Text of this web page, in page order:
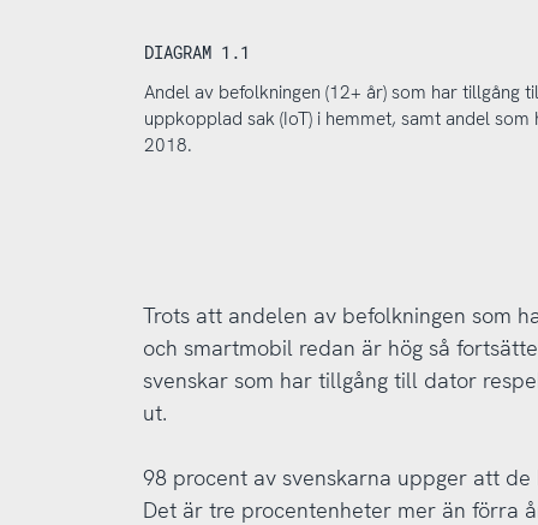
DIAGRAM 1.1
Andel av befolkningen (12+ år) som har tillgång
uppkopplad sak (IoT) i hemmet, samt andel
2018.
Trots att andelen av befolkningen som
och smartmobil redan är hög så
svenskar som har tillgång till dator
ut.
98 procent av svenskarna uppger att
Det är tre procentenheter mer än förra